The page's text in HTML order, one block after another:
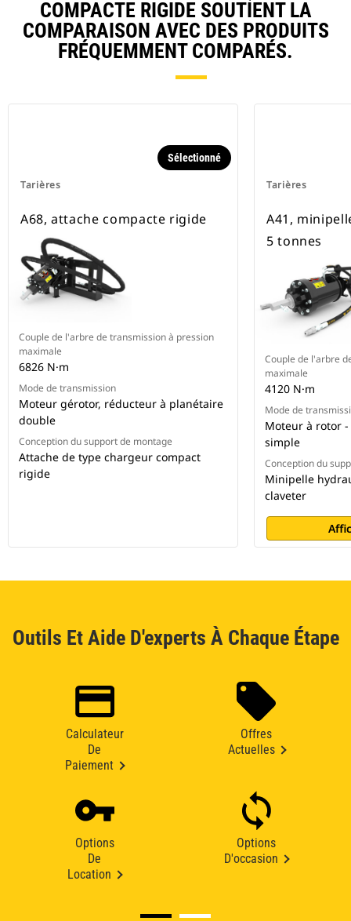
COMPACTE RIGIDE SOUTIENT LA
COMPARAISON AVEC DES PRODUITS
FRÉQUEMMENT COMPARÉS.
Tarières
Sélectionné
A68, attache compacte rigide
Couple de l'arbre de transmission à pression
maximale
6826 N·m
Mode de transmission
Moteur gérotor, réducteur à planétaire
double
Conception du support de montage
Attache de type chargeur compact
rigide
Tarières
A41,
5 tonnes
Couple de l'arbre
maximale
4120 N·m
Mode de
Moteur à rotor
simple
Conception du
Minipelle
claveter
Outils Et Aide D'experts À Chaque Étape
Calculateur
De
Paiement
Offres
Actuelles
Options
De
Location
Options
D'occasion